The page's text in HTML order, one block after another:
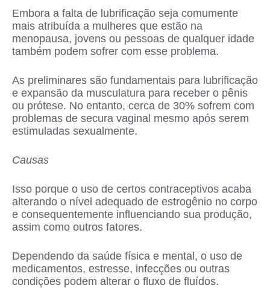
Embora a falta de lubrificação seja comumente
mais atribuída a mulheres que estão na
menopausa, jovens ou pessoas de qualquer idade
também podem sofrer com esse problema.
As preliminares são fundamentais para lubrificação
e expansão da musculatura para receber o pênis
ou prótese. No entanto, cerca de 30% sofrem com
problemas de secura vaginal mesmo após serem
estimuladas sexualmente.
Causas
Isso porque o uso de certos contraceptivos acaba
alterando o nível adequado de estrogênio no corpo
e consequentemente influenciando sua produção,
assim como outros fatores.
Dependendo da saúde física e mental, o uso de
medicamentos, estresse, infecções ou outras
condições podem alterar o fluxo de fluídos.